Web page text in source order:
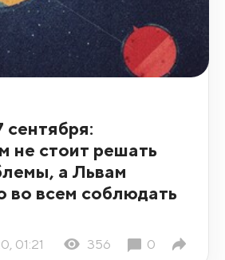
сентября:
не стоит решать
а Львам
во всем соблюдать
01:21 356 0